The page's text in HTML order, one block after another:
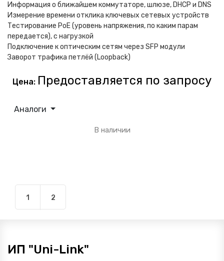
Информация о ближайшем коммутаторе, шлюзе, DHCP и DNS
Измерение времени отклика ключевых сетевых устройств
Тестирование PoE (уровень напряжения, по каким парам
передается), с нагрузкой
Подключение к оптическим сетям через SFP модули
Заворот трафика петлёй (Loopback)
Цена: Предоставляется по запросу
Аналоги
В наличии
1 2
ИП "Uni-Link"